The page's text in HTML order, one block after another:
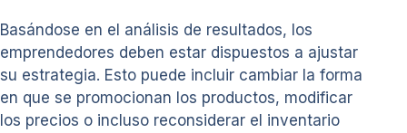
Basándose en el análisis de resultados, los
emprendedores deben estar dispuestos a ajustar
su estrategia. Esto puede incluir cambiar la forma
en que se promocionan los productos, modificar
los precios o incluso reconsiderar el inventario